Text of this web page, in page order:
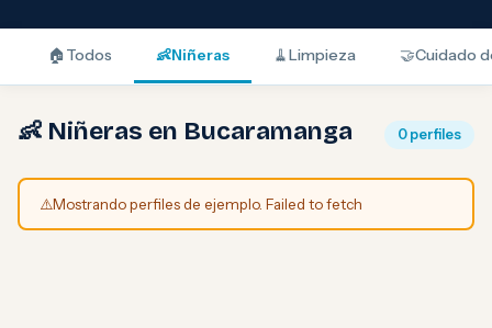
🏠 Todos 👶Niñeras 🧹Limpieza 🤝Cuidado
👶 Niñeras en Bucaramanga 0 perfiles
⚠️Mostrando perfiles de ejemplo. Failed to fetch